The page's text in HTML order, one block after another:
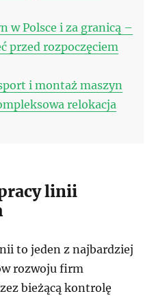
w Polsce i za granicą –
przed rozpoczęciem
i montaż maszyn
relokacja
linii
to jeden z najbardziej
rozwoju firm
bieżącą kontrolę